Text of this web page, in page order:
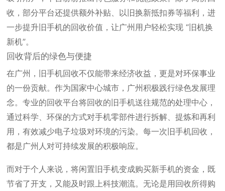
收，部分平台还提供额外补贴、以旧换新抵扣券等福利，进
一步提升旧手机的回收价值，让广州用户轻松实现 “旧机换
新机”。
回收背后的绿色与便捷
在广州，旧手机回收不仅能带来经济收益，更是对环保事业
的一份贡献。作为国家中心城市，广州积极践行绿色发展理
念。专业的回收平台将回收的旧手机送往规范的处理中心，
通过科学、环保的方式对手机零部件进行拆解、提炼和再利
用，有效减少电子垃圾对环境的污染。每一次旧手机回收，
都是广州人对可持续发展的积极响应。
而对于个人来说，将闲置旧手机变成购买新手机的资金，既
节省了开支，又能及时跟上科技潮流。无论是用回收所得购